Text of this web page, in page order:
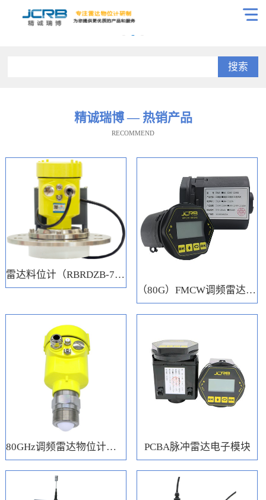
搜索
精诚瑞博 — 热销产品
RECOMMEND
雷达料位计（RBRDZB-71-6-C）
（80G）FMCW调频雷达电子模块
80GHz调频雷达物位计（RBRD71） PCBA脉冲雷达电子模块